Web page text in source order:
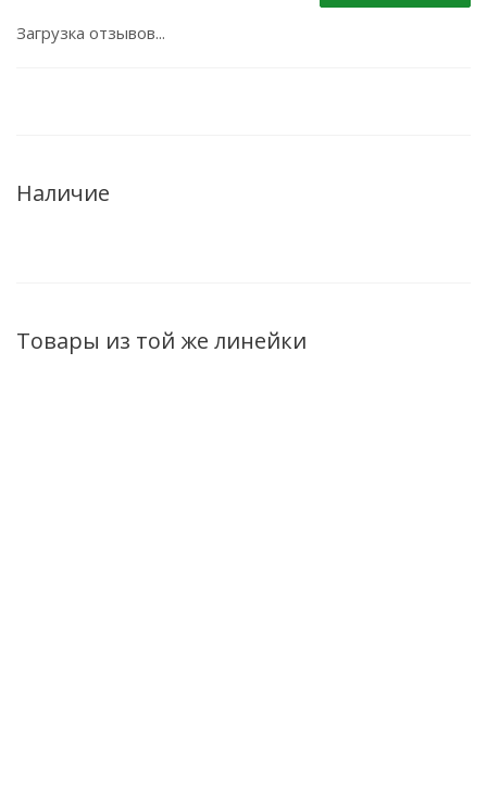
Загрузка отзывов...
Наличие
Товары из той же линейки